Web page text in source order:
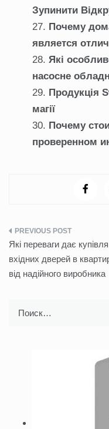
Зупинити
Почему
является
Які
насосне
Продукція
магії
Почему
проверенном
Навигация
по
записям
Які переваги дає купівля
вхідних дверей в
від надійного виробника